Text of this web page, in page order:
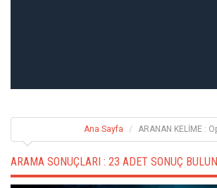
Ana Sayfa ARANAN KELİME :
ARAMA SONUÇLARI : 23 ADET SONUÇ